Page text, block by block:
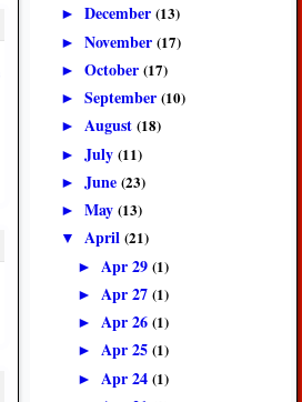
► December (13)
► November (17)
► October (17)
► September (10)
► August (18)
► July (11)
► June (23)
► May (13)
▼ April (21)
► Apr 29(1)
► Apr 27(1)
► Apr 26(1)
►Apr 25(1)
► Apr 24(1)